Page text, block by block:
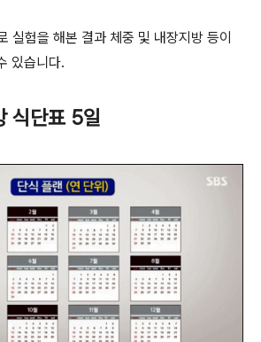
실험을 해본 결과 체중 및 내장지방 등이
있습니다.
식단표 5일